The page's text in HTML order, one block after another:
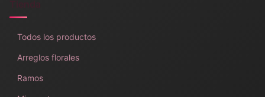
Todos los productos
Arreglos florales
Ramos